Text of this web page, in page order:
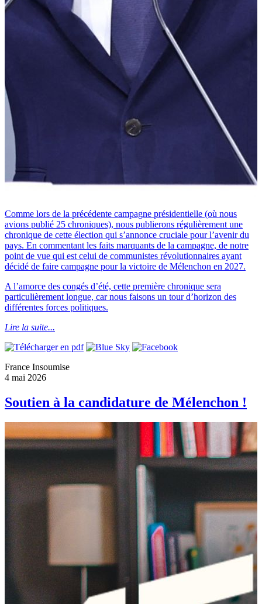
Comme lors de la précédente campagne présidentielle (où nous
avions publié 25 chroniques), nous publierons régulièrement une
chronique de cette élection qui s’annonce cruciale pour l’avenir du
pays. En commentant les faits marquants de la campagne, de notre
point de vue qui est celui de communistes révolutionnaires ayant
décidé de faire campagne pour la victoire de Mélenchon en 2027.
A l’amorce des congés d’été, cette première chronique sera
particulièrement longue, car nous faisons un tour d’horizon des
différentes forces politiques.
Lire la suite...
France Insoumise
4 mai 2026
Soutien à la candidature de Mélenchon !